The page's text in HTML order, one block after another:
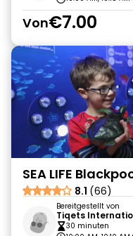
Von€7.00
SEA LIFE
8.1 (66)
Bereitgestellt von
Tiqets
30 minuten